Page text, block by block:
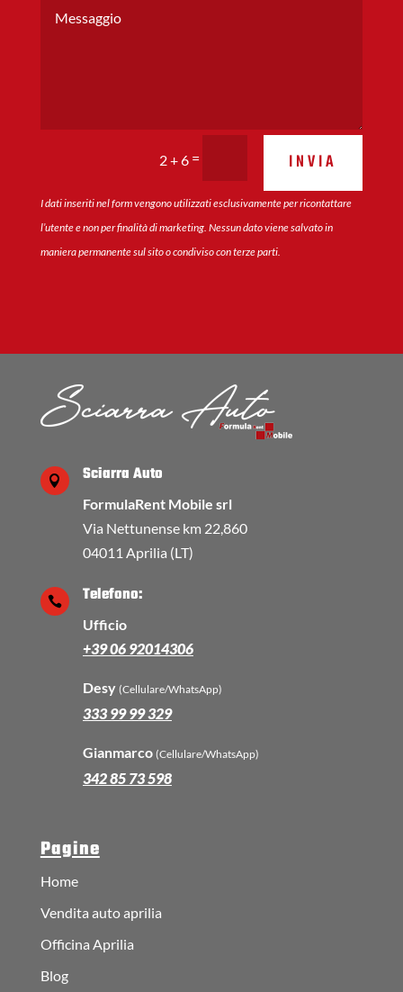
2 + 6 = INVIA
I dati inseriti nel form vengono utilizzati esclusivamente per ricontattare
l’utente e non per finalità di marketing. Nessun dato viene salvato in
maniera permanente sul sito o condiviso con terze parti.
 Sciarra Auto
FormulaRent Mobile srl
Via Nettunense km 22,860
04011 Aprilia (LT)
 Telefono:
Ufficio
+39 06 92014306
Desy (Cellulare/WhatsApp)
333 99 99 329
Gianmarco (Cellulare/WhatsApp)
342 85 73 598
Pagine
Home
Vendita auto aprilia
Officina Aprilia
Blog